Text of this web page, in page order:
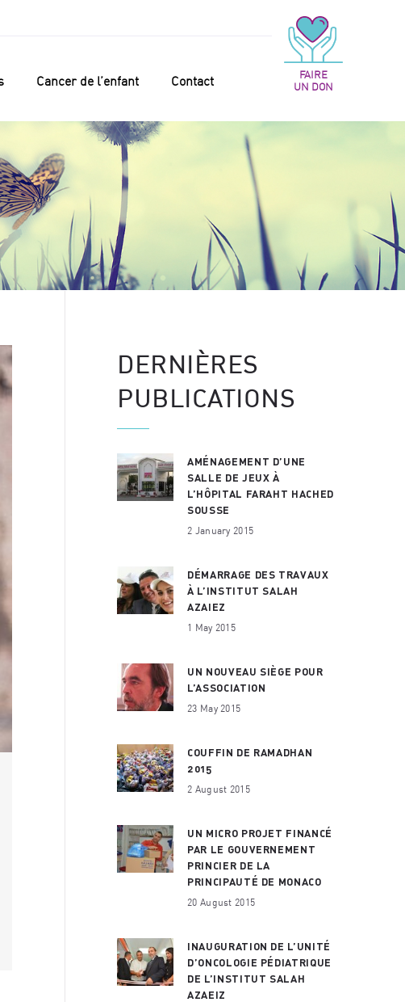
Cancer de l’enfant Contact
FAIRE
UN DON
DERNIÈRES
PUBLICATIONS
AMÉNAGEMENT D’UNE
SALLE DE JEUX À
L’HÔPITAL FARAHT HACHED
SOUSSE
2 January 2015
DÉMARRAGE DES TRAVAUX
À L’INSTITUT SALAH
AZAIEZ
1 May 2015
UN NOUVEAU SIÈGE POUR
L’ASSOCIATION
23 May 2015
COUFFIN DE RAMADHAN
2015
2 August 2015
UN MICRO PROJET FINANCÉ
PAR LE GOUVERNEMENT
PRINCIER DE LA
PRINCIPAUTÉ DE MONACO
20 August 2015
INAUGURATION DE L’UNITÉ
D’ONCOLOGIE PÉDIATRIQUE
DE L’INSTITUT SALAH
AZAEIZ